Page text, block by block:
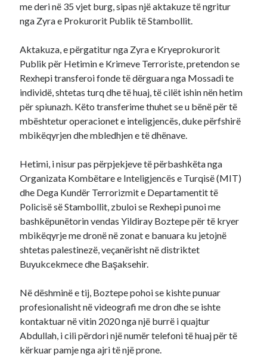
me deri në 35 vjet burg, sipas një aktakuze të ngritur
nga Zyra e Prokurorit Publik të Stambollit.
Aktakuza, e përgatitur nga Zyra e Kryeprokurorit
Publik për Hetimin e Krimeve Terroriste, pretendon se
Rexhepi transferoi fonde të dërguara nga Mossadi te
individë, shtetas turq dhe të huaj, të cilët ishin nën hetim
për spiunazh. Këto transferime thuhet se u bënë për të
mbështetur operacionet e inteligjencës, duke përfshirë
mbikëqyrjen dhe mbledhjen e të dhënave.
Hetimi, i nisur pas përpjekjeve të përbashkëta nga
Organizata Kombëtare e Inteligjencës e Turqisë (MIT)
dhe Dega Kundër Terrorizmit e Departamentit të
Policisë së Stambollit, zbuloi se Rexhepi punoi me
bashkëpunëtorin vendas Yildiray Boztepe për të kryer
mbikëqyrje me dronë në zonat e banuara ku jetojnë
shtetas palestinezë, veçanërisht në distriktet
Buyukcekmece dhe Başaksehir.
Në dëshminë e tij, Boztepe pohoi se kishte punuar
profesionalisht në videografi me dron dhe se ishte
kontaktuar në vitin 2020 nga një burrë i quajtur
Abdullah, i cili përdori një numër telefoni të huaj për të
kërkuar pamje nga ajri të një prone.